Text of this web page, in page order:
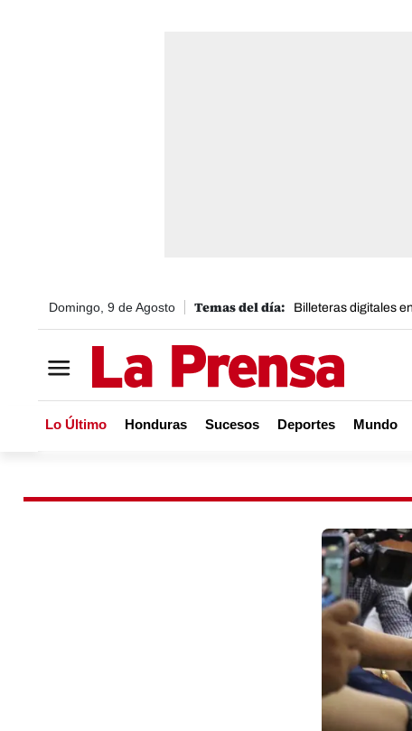
Domingo, 9 de Agosto Billeteras digitales
Lo Último Honduras Sucesos Deportes Mundo